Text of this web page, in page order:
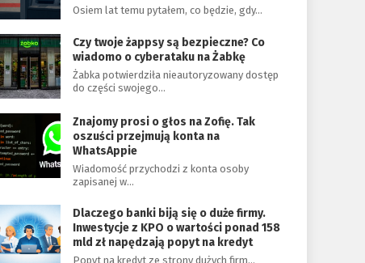
Osiem lat temu pytałem, co będzie, gdy…
Czy twoje żappsy są bezpieczne? Co
wiadomo o cyberataku na Żabkę
Żabka potwierdziła nieautoryzowany dostęp
do części swojego…
Znajomy prosi o głos na Zofię. Tak
oszuści przejmują konta na
WhatsAppie
Wiadomość przychodzi z konta osoby
zapisanej w…
Dlaczego banki biją się o duże firmy.
Inwestycje z KPO o wartości ponad 158
mld zł napędzają popyt na kredyt
Popyt na kredyt ze strony dużych firm…